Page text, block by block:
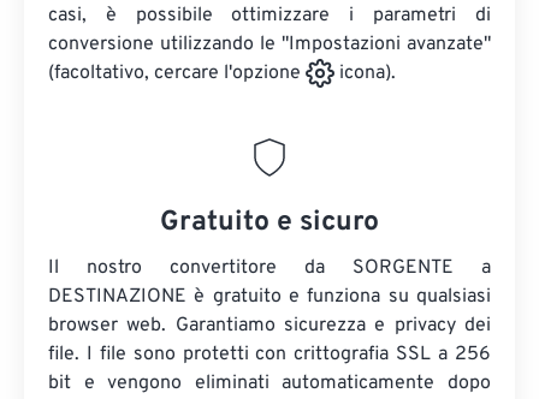
casi, è possibile ottimizzare i parametri di
conversione utilizzando le "Impostazioni avanzate"
(facoltativo, cercare l'opzione
icona).
Gratuito e sicuro
Il nostro convertitore da SORGENTE a
DESTINAZIONE è gratuito e funziona su qualsiasi
browser web. Garantiamo sicurezza e privacy dei
file. I file sono protetti con crittografia SSL a 256
bit e vengono eliminati automaticamente dopo